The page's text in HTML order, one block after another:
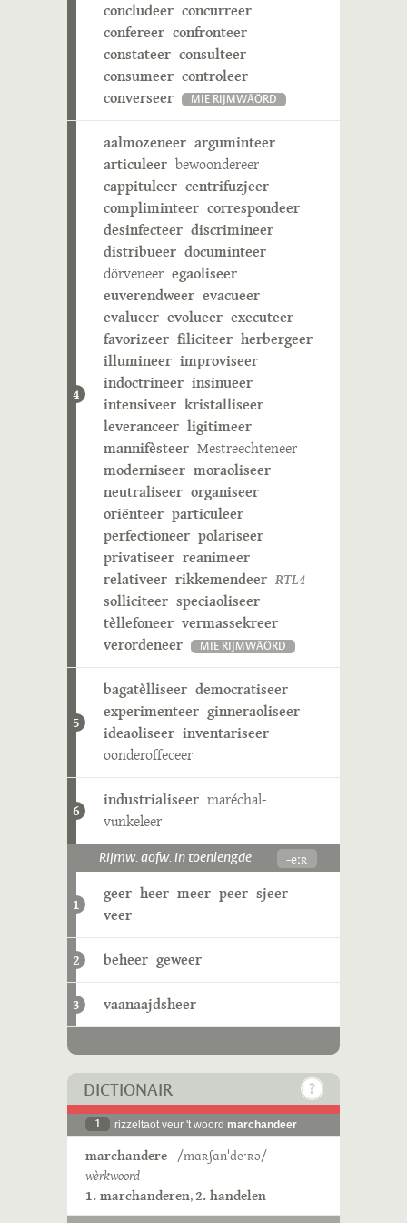
concludeer concurreer
confereer confronteer
constateer consulteer
consumeer controleer
converseer
MIE RIJMWÄÖRD
4
aalmozeneer arguminteer
articuleer bewoondereer
cappituleer centrifuzjeer
compliminteer correspondeer
desinfecteer discrimineer
distribueer documinteer
dörveneer egaoliseer
euverendweer evacueer
evalueer evolueer executeer
favorizeer filiciteer herbergeer
illumineer improviseer
indoctrineer insinueer
intensiveer kristalliseer
leveranceer ligitimeer
mannifèsteer Mestreechteneer
moderniseer moraoliseer
neutraliseer organiseer
oriënteer particuleer
perfectioneer polariseer
privatiseer reanimeer
relativeer rikkemendeer RTL4
solliciteer speciaoliseer
tèllefoneer vermassekreer
verordeneer
MIE RIJMWÄÖRD
5
bagatèlliseer democratiseer
experimenteer ginneraoliseer
ideaoliseer inventariseer
oonderoffeceer
6
industrialiseer maréchal-
vunkeleer
Rijmw. aofw. in toenlengde -eːʀ
1
geer heer meer peer sjeer
veer
2 beheer geweer
3 vaanaajdsheer
DICTIONAIR
1 rizzeltaot veur 't woord marchandeer
marchandere /mɑʀʃɑnˈdeˑʀə/
wèrkwoord
1. marchanderen,2. handelen